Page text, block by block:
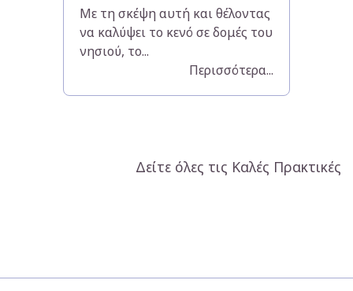
Με τη σκέψη αυτή και θέλοντας
να καλύψει το κενό σε δομές του
νησιού, το...
Περισσότερα...
Δείτε όλες τις Καλές Πρακτικές